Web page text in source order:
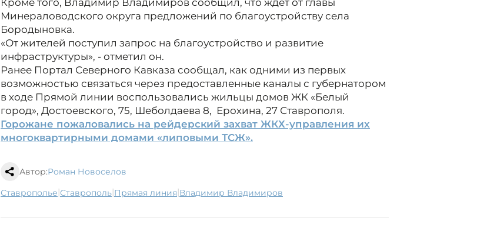
Кроме того, Владимир Владимиров сообщил, что ждет от главы
Минераловодского округа предложений по благоустройству села
Бородыновка.
«От жителей поступил запрос на благоустройство и развитие
инфраструктуры», - отметил он.
Ранее Портал Северного Кавказа сообщал, как одними из первых
возможностью связаться через предоставленные каналы с губернатором
в ходе Прямой линии воспользовались жильцы домов ЖК «Белый
город», Достоевского, 75, Шеболдаева 8, Ерохина, 27 Ставрополя.
Горожане пожаловались на рейдерский захват ЖКХ-управления их
многоквартирными домами «липовыми ТСЖ».
Автор:Роман Новоселов
Ставрополье| Ставрополь| Прямая линия| Владимир Владимиров